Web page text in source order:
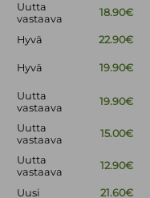
Uutta
vastaava
18.90€
Hyvä
22.90€
Hyvä 19.90€
Uutta
vastaava
19.90€
Uutta
vastaava
15.00€
Uutta
vastaava
12.90€
Uusi
21.60€